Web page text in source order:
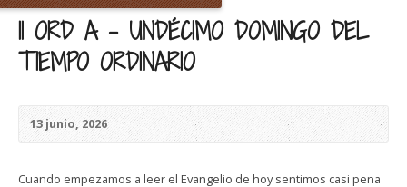
11 ORD A – UNDÉCIMO DOMINGO DEL
TIEMPO ORDINARIO
13 junio, 2026
Cuando empezamos a leer el Evangelio de hoy sentimos casi pena